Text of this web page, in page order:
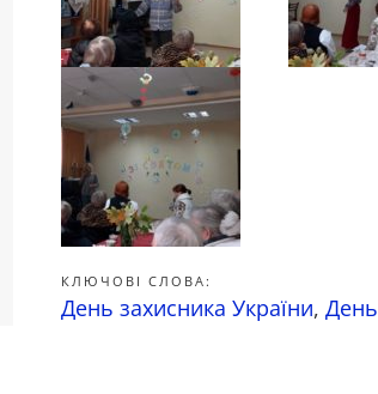
КЛЮЧОВІ СЛОВА:
День захисника України,